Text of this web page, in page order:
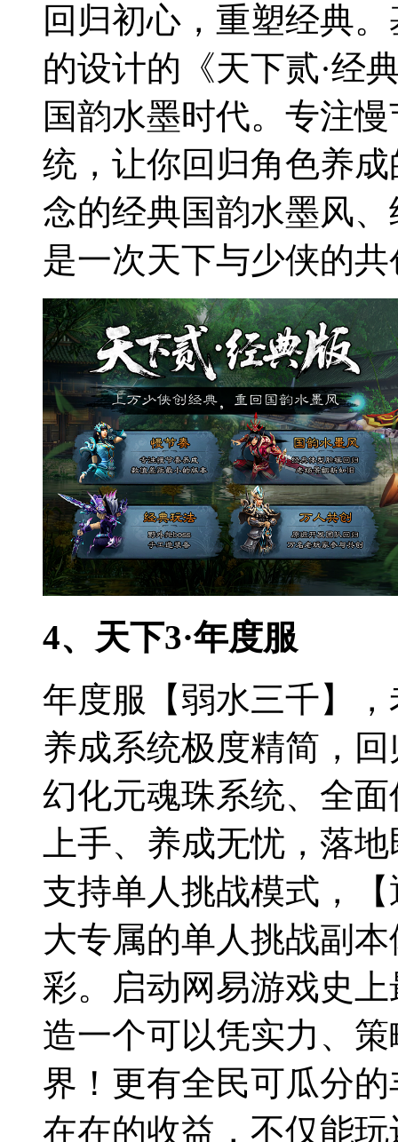
回归初心，重塑经典
的设计的《天下贰·经
国韵水墨时代。专注
统，让你回归角色养
念的经典国韵水墨风
是一次天下与少侠的
4、天下3·年度服
年度服【弱水三千】
养成系统极度精简，
幻化元魂珠系统、全
上手、养成无忧，落
支持单人挑战模式，
大专属的单人挑战副
彩。启动网易游戏史
造一个可以凭实力、
界！更有全民可瓜分
在在的收益，不仅能玩